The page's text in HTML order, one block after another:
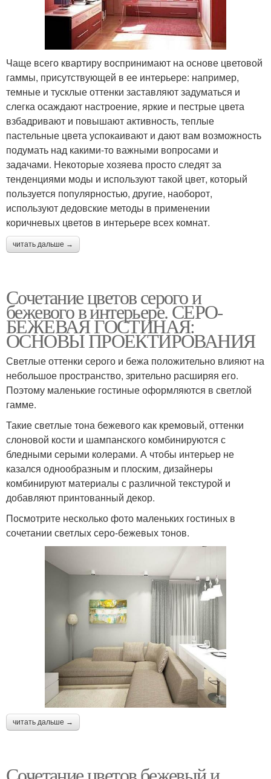
Чаще всего квартиру воспринимают на основе цветовой
гаммы, присутствующей в ее интерьере: например,
темные и тусклые оттенки заставляют задуматься и
слегка осаждают настроение, яркие и пестрые цвета
взбадривают и повышают активность, теплые
пастельные цвета успокаивают и дают вам возможность
подумать над какими-то важными вопросами и
задачами. Некоторые хозяева просто следят за
тенденциями моды и используют такой цвет, который
пользуется популярностью, другие, наоборот,
используют дедовские методы в применении
коричневых цветов в интерьере всех комнат.
читать дальше →
Сочетание цветов серого и
бежевого в интерьере. СЕРО-
БЕЖЕВАЯ ГОСТИНАЯ:
ОСНОВЫ ПРОЕКТИРОВАНИЯ
Светлые оттенки серого и бежа положительно влияют на
небольшое пространство, зрительно расширяя его.
Поэтому маленькие гостиные оформляются в светлой
гамме.
Такие светлые тона бежевого как кремовый, оттенки
слоновой кости и шампанского комбинируются с
бледными серыми колерами. А чтобы интерьер не
казался однообразным и плоским, дизайнеры
комбинируют материалы с различной текстурой и
добавляют принтованный декор.
Посмотрите несколько фото маленьких гостиных в
сочетании светлых серо-бежевых тонов.
читать дальше →